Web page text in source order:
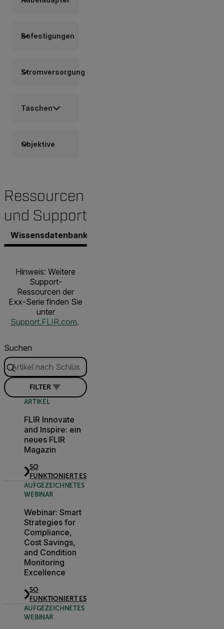
Befestigungen
Stromversorgung
Taschen
Objektive
Ressourcen
und Support
Wissensdatenbank
Hinweis: Weitere
Support-
Ressourcen der
Exx-Serie finden Sie
unter
Support.FLIR.com.
Suchen
FILTER
ARTIKEL
FLIR Innovate
and Inspire: ein
neues FLIR
Magazin
SO
FUNKTIONIERT ES
AUFGEZEICHNETES
WEBINAR
Webinar: Smart
Strategies for
Compliance,
Cost Savings,
and Condition
Monitoring
Excellence
SO
FUNKTIONIERT ES
AUFGEZEICHNETES
WEBINAR